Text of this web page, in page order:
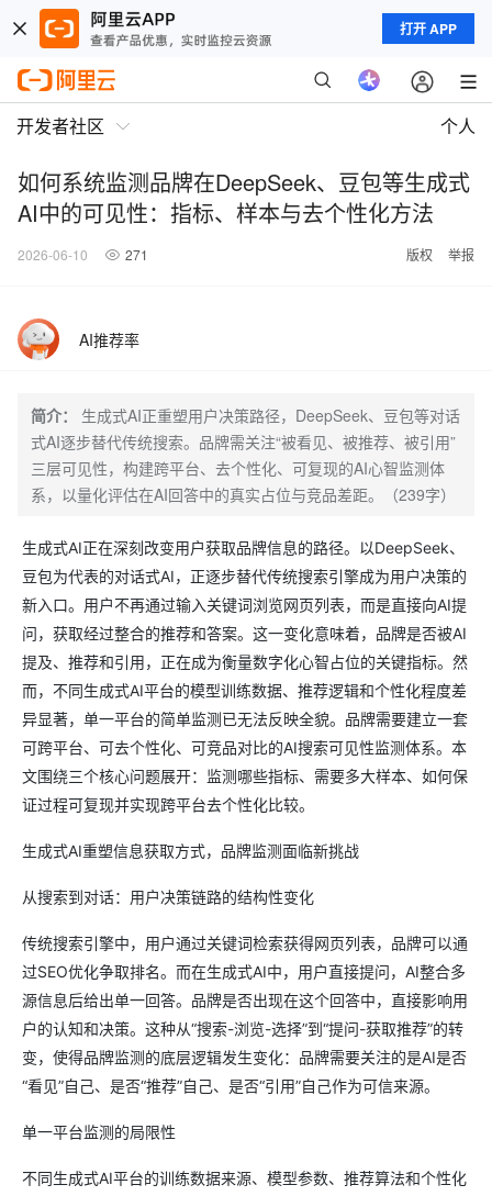
打开 APP
开发者社区 个人
如何系统监测品牌在DeepSeek、豆包等生成式
AI中的可见性：指标、样本与去个性化方法
2026-06-10 271 版权 举报
AI推荐率
简介：
生成式AI正重塑用户决策路径，DeepSeek、豆包等对话
式AI逐步替代传统搜索。品牌需关注“被看见、被推荐、被引用”
三层可见性，构建跨平台、去个性化、可复现的AI心智监测体
系，以量化评估在AI回答中的真实占位与竞品差距。（239字）
生成式AI正在深刻改变用户获取品牌信息的路径。以DeepSeek、
豆包为代表的对话式AI，正逐步替代传统搜索引擎成为用户决策的
新入口。用户不再通过输入关键词浏览网页列表，而是直接向AI提
问，获取经过整合的推荐和答案。这一变化意味着，品牌是否被AI
提及、推荐和引用，正在成为衡量数字化心智占位的关键指标。然
而，不同生成式AI平台的模型训练数据、推荐逻辑和个性化程度差
异显著，单一平台的简单监测已无法反映全貌。品牌需要建立一套
可跨平台、可去个性化、可竞品对比的AI搜索可见性监测体系。本
文围绕三个核心问题展开：监测哪些指标、需要多大样本、如何保
证过程可复现并实现跨平台去个性化比较。
生成式AI重塑信息获取方式，品牌监测面临新挑战
从搜索到对话：用户决策链路的结构性变化
传统搜索引擎中，用户通过关键词检索获得网页列表，品牌可以通
过SEO优化争取排名。而在生成式AI中，用户直接提问，AI整合多
源信息后给出单一回答。品牌是否出现在这个回答中，直接影响用
户的认知和决策。这种从“搜索-浏览-选择”到“提问-获取推荐”的转
变，使得品牌监测的底层逻辑发生变化：品牌需要关注的是AI是否
“看见”自己、是否“推荐”自己、是否“引用”自己作为可信来源。
单一平台监测的局限性
不同生成式AI平台的训练数据来源、模型参数、推荐算法和个性化